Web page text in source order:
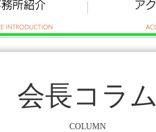
会長コラム
COLUMN